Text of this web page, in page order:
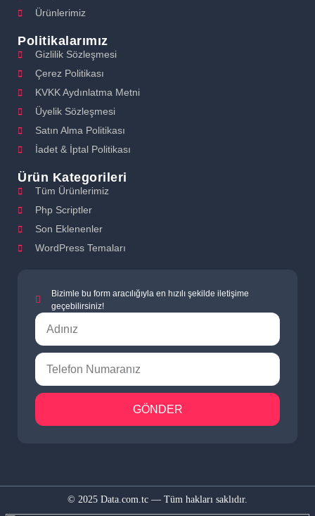
Ürünlerimiz
Politikalarımız
Gizlilik Sözleşmesi
Çerez Politikası
KVKK Aydınlatma Metni
Üyelik Sözleşmesi
Satın Alma Politikası
İadet & İptal Politikası
Ürün Kategorileri
Tüm Ürünlerimiz
Php Scriptler
Son Eklenenler
WordPress Temaları
Bizimle bu form aracılığıyla en hızılı şekilde iletişime
geçebilirsiniz!
GÖNDER
© 2025 Data.com.tc — Tüm hakları saklıdır.